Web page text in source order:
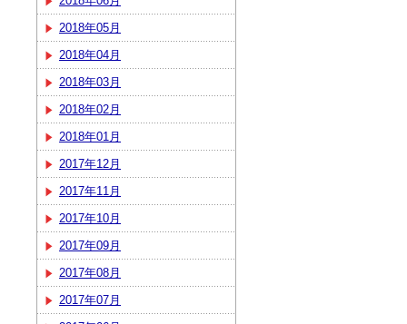
2018年05月
2018年04月
2018年03月
2018年02月
2018年01月
2017年12月
2017年11月
2017年10月
2017年09月
2017年08月
2017年07月